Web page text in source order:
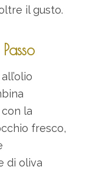
il gusto.
la
fresco,
di oliva